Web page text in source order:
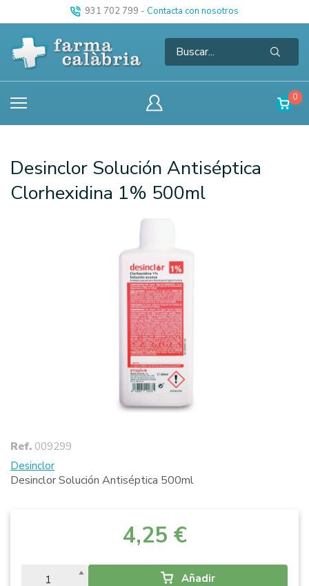
931 702 799 - Contacta con nosotros
0
Desinclor Solución Antiséptica
Clorhexidina 1% 500ml
Ref. 009299
Desinclor
Desinclor Solución Antiséptica 500ml
4,25 €
Añadir